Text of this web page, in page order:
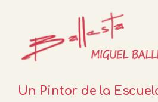
Un Pintor de la